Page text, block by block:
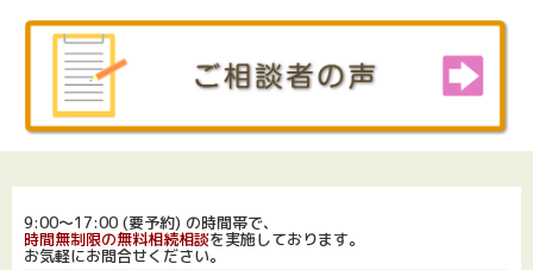
9:00～17:00 (要予約) の時間帯で、
時間無制限の無料相続相談を実施しております。
お気軽にお問合せください。